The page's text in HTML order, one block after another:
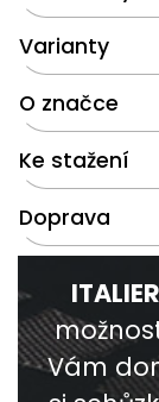
Varianty
O značce
Ke stažení
Doprava
ITALIER
Vám